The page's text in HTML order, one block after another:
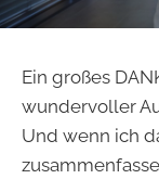
Ein großes
wundervoller
Und wenn ich